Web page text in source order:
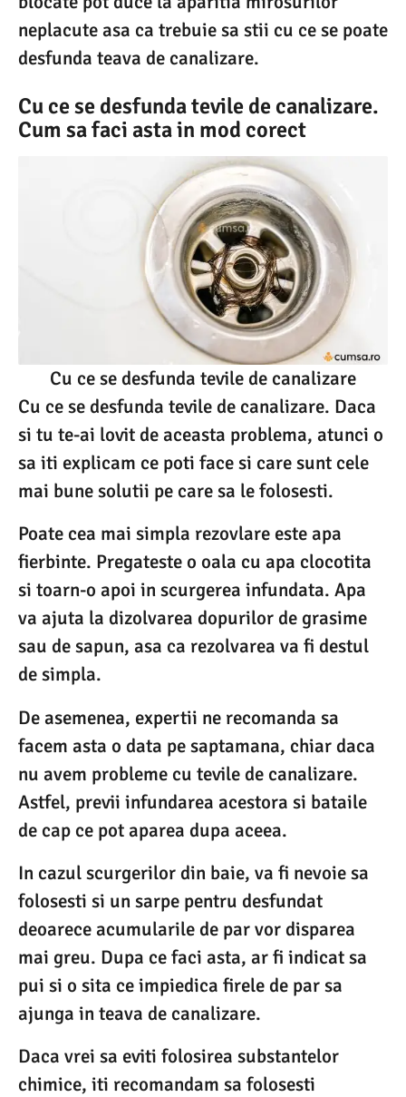
neplacute asa ca trebuie sa stii cu ce se poate
desfunda teava de canalizare.
Cu ce se desfunda tevile de canalizare.
Cum sa faci asta in mod corect
Cu ce se desfunda tevile de canalizare
Cu ce se desfunda tevile de canalizare. Daca
si tu te-ai lovit de aceasta problema, atunci o
sa iti explicam ce poti face si care sunt cele
mai bune solutii pe care sa le folosesti.
Poate cea mai simpla rezovlare este apa
fierbinte. Pregateste o oala cu apa clocotita
si toarn-o apoi in scurgerea infundata. Apa
va ajuta la dizolvarea dopurilor de grasime
sau de sapun, asa ca rezolvarea va fi destul
de simpla.
De asemenea, expertii ne recomanda sa
facem asta o data pe saptamana, chiar daca
nu avem probleme cu tevile de canalizare.
Astfel, previi infundarea acestora si bataile
de cap ce pot aparea dupa aceea.
In cazul scurgerilor din baie, va fi nevoie sa
folosesti si un sarpe pentru desfundat
deoarece acumularile de par vor disparea
mai greu. Dupa ce faci asta, ar fi indicat sa
pui si o sita ce impiedica firele de par sa
ajunga in teava de canalizare.
Daca vrei sa eviti folosirea substantelor
chimice, iti recomandam sa folosesti